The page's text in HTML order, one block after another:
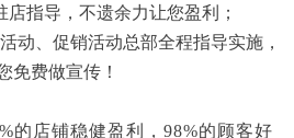
店指导，不遗余力让您盈利；
动、促销活动总部全程指导实施，
免费做宣传！
的 店铺稳健盈利， 98%的顾客好